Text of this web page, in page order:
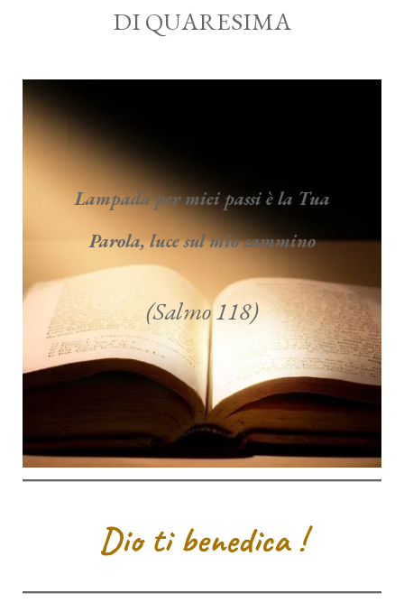
DI QUARESIMA
Lampada per miei passi è la Tua
Parola, luce sul mio cammino
(Salmo 118)
Dio ti benedica !